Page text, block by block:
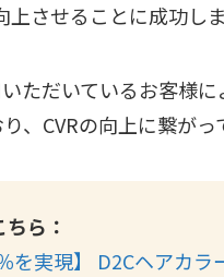
させることに成功しま
ただいているお客様
、CVRの向上に繋がっ
ら：
を実現】 D2Cヘアカ